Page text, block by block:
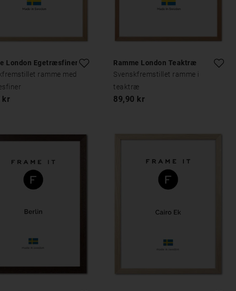
London Egetræsfiner
ramme med
kr
Ramme London Teaktræ
Svenskfremstillet ramme i
teaktræ
89,90 kr